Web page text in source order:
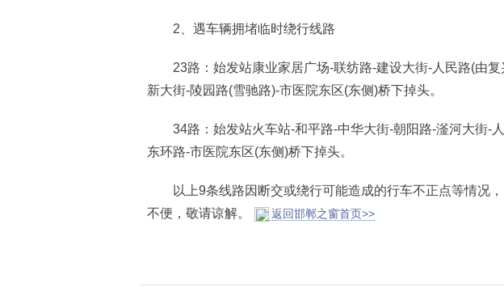
2、遇车辆拥堵临时绕行线路
23路：始发站康业家居广场-联纺路-建设大街-人民路(由复
新大街-陵园路(雪驰路)-市医院东区(东侧)桥下掉头。
34路：始发站火车站-和平路-中华大街-朝阳路-滏河大街-
东环路-市医院东区(东侧)桥下掉头。
以上9条线路因断交或绕行可能造成的行车不正点等情况，
不便，敬请谅解。
返回邯郸之窗首页>>